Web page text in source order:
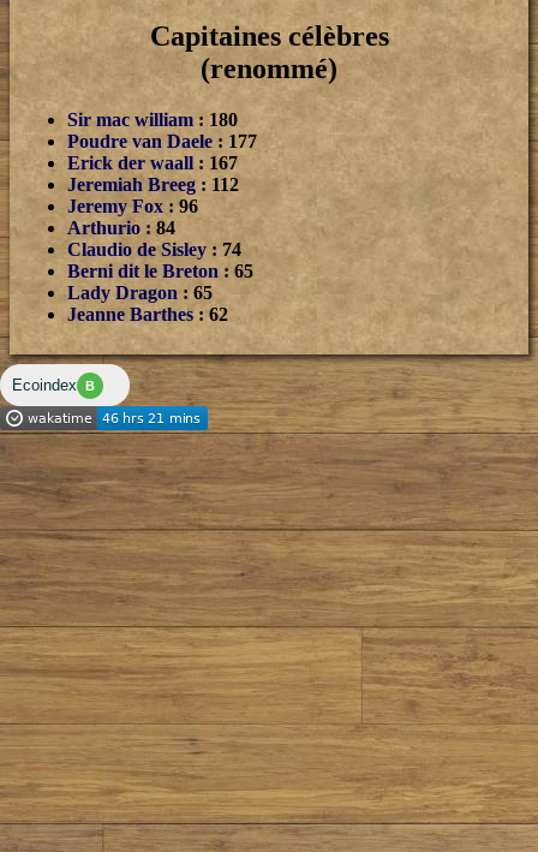
Capitaines célèbres
(renommé)
Sir mac william : 180
Poudre van Daele : 177
Erick der waall : 167
Jeremiah Breeg : 112
Jeremy Fox : 96
Arthurio : 84
Claudio de Sisley : 74
Berni dit le Breton : 65
Lady Dragon : 65
Jeanne Barthes : 62
Ecoindex B